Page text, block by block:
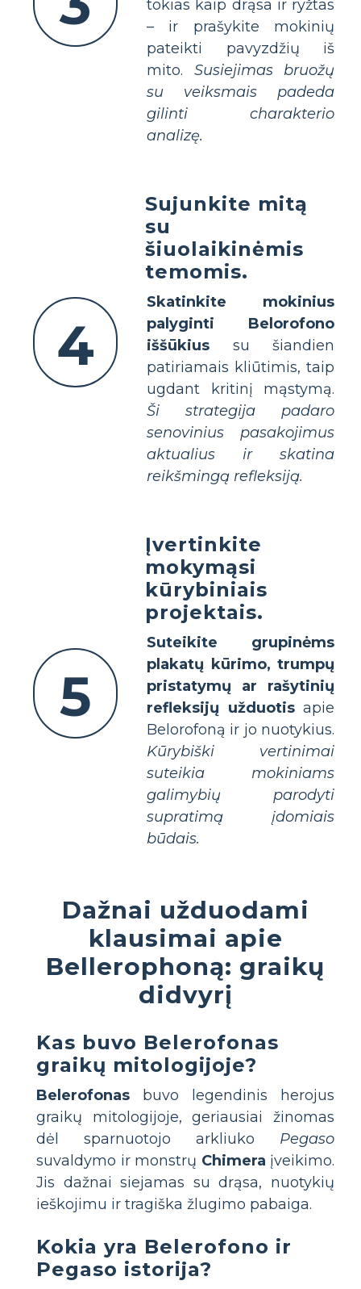
tokias kaip drąsa ir ryžtas
– ir prašykite mokinių
pateikti pavyzdžių iš
mito. Susiejimas bruožų
su veiksmais padeda
gilinti charakterio
analizę.
4
Sujunkite mitą
su
šiuolaikinėmis
temomis.
Skatinkite mokinius
palyginti Belorofono
iššūkius su šiandien
patiriamais kliūtimis, taip
ugdant kritinį mąstymą.
Ši strategija padaro
senovinius pasakojimus
aktualius ir skatina
reikšmingą refleksiją.
5
Įvertinkite
mokymąsi
kūrybiniais
projektais.
Suteikite grupinėms
plakatų kūrimo, trumpų
pristatymų ar rašytinių
refleksijų užduotisapie
Belorofoną ir jo nuotykius.
Kūrybiški vertinimai
suteikia mokiniams
galimybių parodyti
supratimą įdomiais
būdais.
Dažnai užduodami
klausimai apie
Bellerophoną: graikų
didvyrį
Kas buvo Belerofonas
graikų mitologijoje?
Belerofonas buvo legendinis herojus
graikų mitologijoje, geriausiai žinomas
dėl sparnuotojo arkliuko Pegaso
suvaldymo ir monstrų Chimera įveikimo.
Jis dažnai siejamas su drąsa, nuotykių
ieškojimu ir tragiška žlugimo pabaiga.
Kokia yra Belerofono ir
Pegaso istorija?